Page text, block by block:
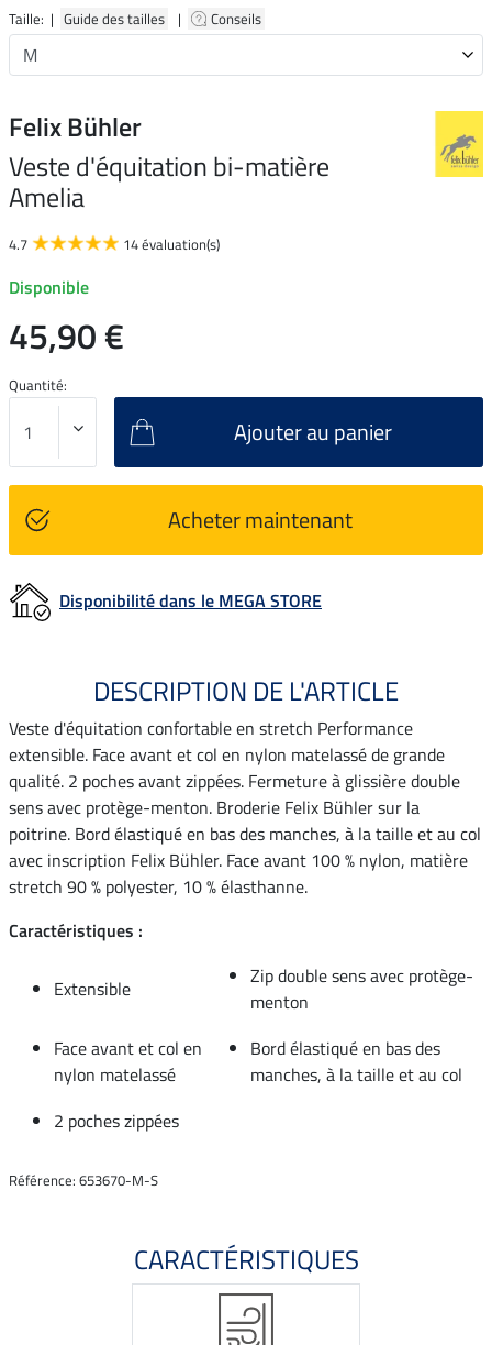
Taille: | Guide des tailles | Conseils
Felix Bühler
Veste d'équitation bi-matière
Amelia
4.7 14 évaluation(s)
Disponible
45,90 €
Quantité:
Ajouter au panier
Acheter maintenant
Disponibilité dans le MEGA STORE
DESCRIPTION DE L'ARTICLE
Veste d'équitation confortable en stretch Performance
extensible. Face avant et col en nylon matelassé de grande
qualité. 2 poches avant zippées. Fermeture à glissière double
sens avec protège-menton. Broderie Felix Bühler sur la
poitrine. Bord élastiqué en bas des manches, à la taille et au col
avec inscription Felix Bühler. Face avant 100 % nylon, matière
stretch 90 % polyester, 10 % élasthanne.
Caractéristiques :
Extensible
Zip double sens avec protège-
menton
Face avant et col en
nylon matelassé
Bord élastiqué en bas des
manches, à la taille et au col
2 poches zippées
Référence: 653670-M-S
CARACTÉRISTIQUES